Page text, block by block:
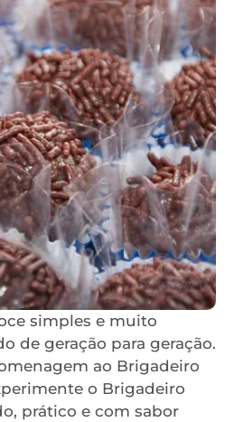
simples e muito
de geração para geração.
ao Brigadeiro
o Brigadeiro
prático e com sabor